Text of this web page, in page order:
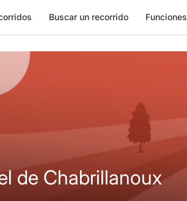
Buscar un recorrido Funciones
de Chabrillanoux